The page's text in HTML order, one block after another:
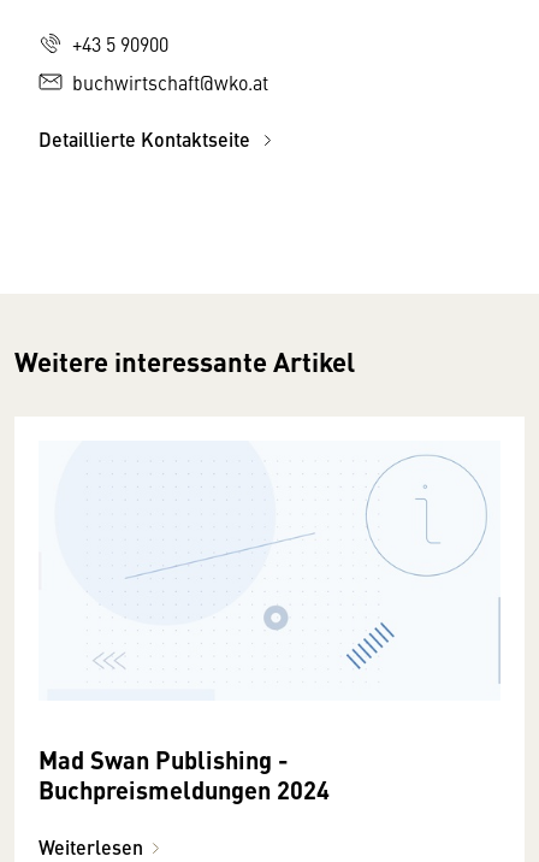
+43 5 90900
buchwirtschaft@wko.at
Detaillierte Kontaktseite
Weitere interessante Artikel
Mad Swan Publishing -
Buchpreismeldungen 2024
Weiterlesen